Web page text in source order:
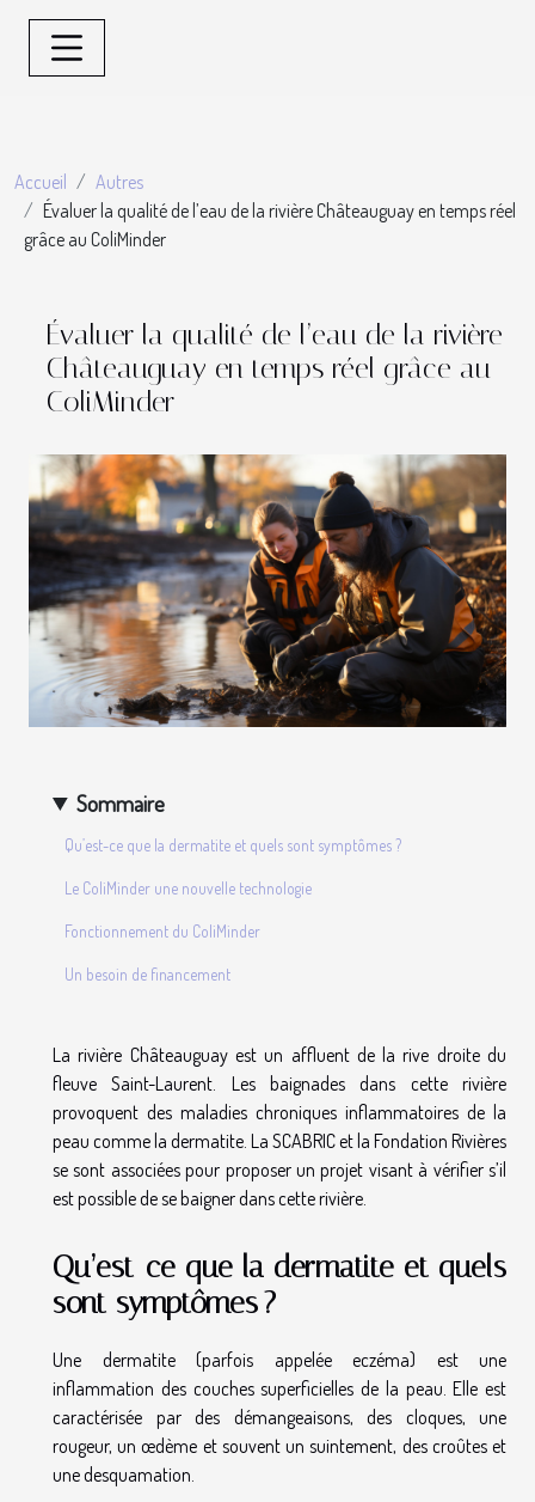
Accueil
Autres
Évaluer la qualité de l’eau de la rivière Châteauguay en temps réel
grâce au ColiMinder
Évaluer la qualité de l’eau de la rivière
Châteauguay en temps réel grâce au
ColiMinder
Sommaire
Qu’est-ce que la dermatite et quels sont symptômes ?
Le ColiMinder une nouvelle technologie
Fonctionnement du ColiMinder
Un besoin de financement
La rivière Châteauguay est un affluent de la rive droite du
fleuve Saint-Laurent. Les baignades dans cette rivière
provoquent des maladies chroniques inflammatoires de la
peau comme la dermatite. La SCABRIC et la Fondation Rivières
se sont associées pour proposer un projet visant à vérifier s’il
est possible de se baigner dans cette rivière.
Qu’est-ce que la dermatite et quels
sont symptômes ?
Une dermatite (parfois appelée eczéma) est une
inflammation des couches superficielles de la peau. Elle est
caractérisée par des démangeaisons, des cloques, une
rougeur, un œdème et souvent un suintement, des croûtes et
une desquamation.